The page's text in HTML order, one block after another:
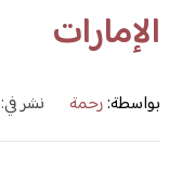
الإمارات
بواسطة:رحمة نشر في: 20 مايو، 2023